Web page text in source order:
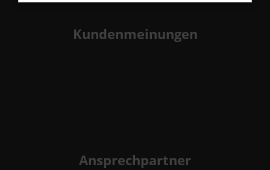
Kundenmeinungen
Ansprechpartner